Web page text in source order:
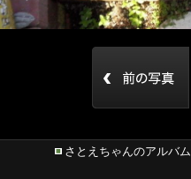
さとえちゃんのアルバム